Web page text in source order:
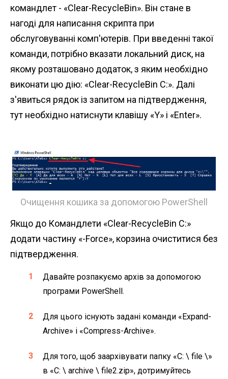
командлет - «Clear-RecycleBin». Він стане в
нагоді для написання скрипта при
обслуговуванні комп'ютерів. При введенні такої
команди, потрібно вказати локальний диск, на
якому розташовано додаток, з яким необхідно
виконати цю дію: «Clear-RecycleBin C:». Далі
з'явиться рядок із запитом на підтвердження,
тут необхідно натиснути клавішу «Y» і «Enter».
Очищення кошика за допомогою PowerShell
Якщо до Командлети «Clear-RecycleBin C:»
додати частину «-Force», корзина очиститися без
підтвердження.
Давайте розпакуємо архів за допомогою
програми PowerShell.
Для цього існують задані команди «Expand-
Archive» і «Compress-Archive».
Для того, щоб заархівувати папку «C: \ file \»
в «C: \ archive \ file2.zip», дотримуйтесь